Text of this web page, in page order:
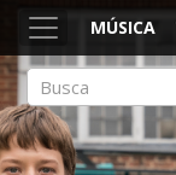
MÚSICA